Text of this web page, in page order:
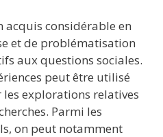
acquis considérable en
et de problématisation
aux questions sociales.
peut être utilisé
explorations relatives
Parmi les
on peut notamment